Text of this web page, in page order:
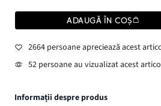
ADAUGĂ ÎN COȘ
2664 persoane apreciează acest
52 persoane au vizualizat acest
Informații despre produs